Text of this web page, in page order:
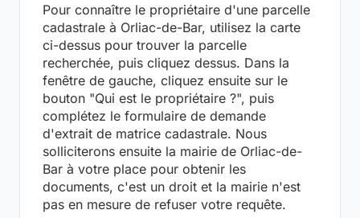
Pour connaître le propriétaire d'une parcelle
cadastrale à Orliac-de-Bar, utilisez la carte
ci-dessus pour trouver la parcelle
recherchée, puis cliquez dessus. Dans la
fenêtre de gauche, cliquez ensuite sur le
bouton "Qui est le propriétaire ?", puis
complétez le formulaire de demande
d'extrait de matrice cadastrale. Nous
solliciterons ensuite la mairie de Orliac-de-
Bar à votre place pour obtenir les
documents, c'est un droit et la mairie n'est
pas en mesure de refuser votre requête.